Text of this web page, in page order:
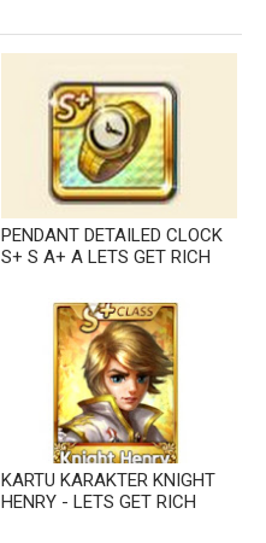
PENDANT DETAILED CLOCK
S+ S A+ A LETS GET RICH
KARTU KARAKTER KNIGHT
HENRY - LETS GET RICH